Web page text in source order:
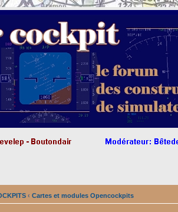
‹ Cartes et modules Opencockpits